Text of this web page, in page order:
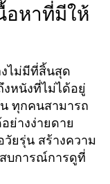
อหาที่มีให้
ไม่มีที่สิ้นสุด
หนังที่ไม่ได้อยู่
ทุกคนสามารถ
ย่างง่ายดาย
ยรุ่น สร้างความ
บการณ์การดูที่